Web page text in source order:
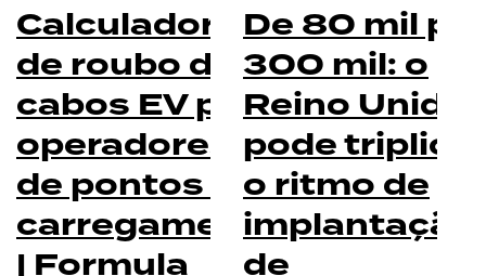
instalações rentáveis desde o primeiro dia e,
Calculadora
de roubo de
cabos EV para
operadores
de pontos de
carregamento
| Formula
De 80 mil
300 mil: o
Reino Unido
pode
o ritmo de
implantação
de